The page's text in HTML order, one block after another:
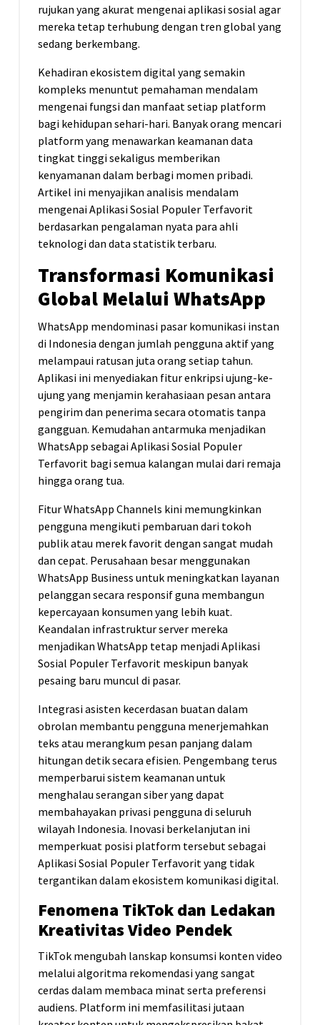
rujukan yang akurat mengenai aplikasi sosial agar
mereka tetap terhubung dengan tren global yang
sedang berkembang.
Kehadiran ekosistem digital yang semakin
kompleks menuntut pemahaman mendalam
mengenai fungsi dan manfaat setiap platform
bagi kehidupan sehari-hari. Banyak orang mencari
platform yang menawarkan keamanan data
tingkat tinggi sekaligus memberikan
kenyamanan dalam berbagi momen pribadi.
Artikel ini menyajikan analisis mendalam
mengenai Aplikasi Sosial Populer Terfavorit
berdasarkan pengalaman nyata para ahli
teknologi dan data statistik terbaru.
Transformasi Komunikasi
Global Melalui WhatsApp
WhatsApp mendominasi pasar komunikasi instan
di Indonesia dengan jumlah pengguna aktif yang
melampaui ratusan juta orang setiap tahun.
Aplikasi ini menyediakan fitur enkripsi ujung-ke-
ujung yang menjamin kerahasiaan pesan antara
pengirim dan penerima secara otomatis tanpa
gangguan. Kemudahan antarmuka menjadikan
WhatsApp sebagai Aplikasi Sosial Populer
Terfavorit bagi semua kalangan mulai dari remaja
hingga orang tua.
Fitur WhatsApp Channels kini memungkinkan
pengguna mengikuti pembaruan dari tokoh
publik atau merek favorit dengan sangat mudah
dan cepat. Perusahaan besar menggunakan
WhatsApp Business untuk meningkatkan layanan
pelanggan secara responsif guna membangun
kepercayaan konsumen yang lebih kuat.
Keandalan infrastruktur server mereka
menjadikan WhatsApp tetap menjadi Aplikasi
Sosial Populer Terfavorit meskipun banyak
pesaing baru muncul di pasar.
Integrasi asisten kecerdasan buatan dalam
obrolan membantu pengguna menerjemahkan
teks atau merangkum pesan panjang dalam
hitungan detik secara efisien. Pengembang terus
memperbarui sistem keamanan untuk
menghalau serangan siber yang dapat
membahayakan privasi pengguna di seluruh
wilayah Indonesia. Inovasi berkelanjutan ini
memperkuat posisi platform tersebut sebagai
Aplikasi Sosial Populer Terfavorit yang tidak
tergantikan dalam ekosistem komunikasi digital.
Fenomena TikTok dan Ledakan
Kreativitas Video Pendek
TikTok mengubah lanskap konsumsi konten video
melalui algoritma rekomendasi yang sangat
cerdas dalam membaca minat serta preferensi
audiens. Platform ini memfasilitasi jutaan